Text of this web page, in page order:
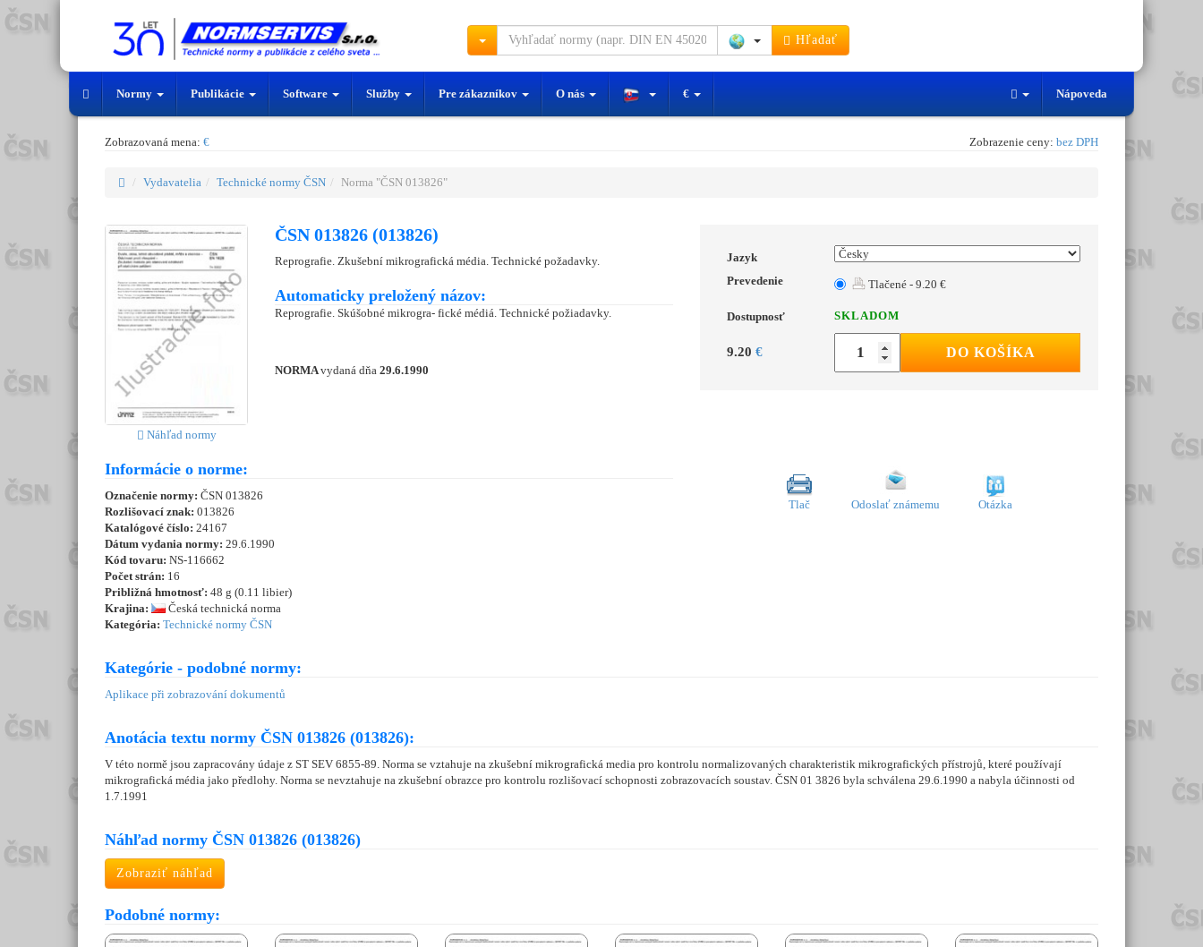
Hľadať
Normy Publikácie Software Služby Pre zákazníkov O nás € Nápoveda
Zobrazovaná mena: € Zobrazenie ceny: bez DPH
Vydavatelia Technické normy ČSN Norma "ČSN 013826"
Náhľad normy
ČSN 013826 (013826)
Reprografie. Zkušební mikrografická média. Technické požadavky.
Automaticky preložený názov:
Reprografie. Skúšobné mikrogra- fické médiá. Technické požiadavky.
NORMAvydaná dňa 29.6.1990
Jazyk
Prevedenie
Tlačené - 9.20 €
Dostupnosť SKLADOM
9.20 € DO KOŠÍKA
Informácie o norme:
Označenie normy: ČSN 013826
Rozlišovací znak: 013826
Katalógové číslo: 24167
Dátum vydania normy: 29.6.1990
Kód tovaru: NS-116662
Počet strán: 16
Približná hmotnosť: 48 g (0.11 libier)
Krajina:
Česká technická norma
Kategória: Technické normy ČSN
Tlač Odoslať známemu Otázka
Kategórie - podobné normy:
Aplikace při zobrazování dokumentů
Anotácia textu normy ČSN 013826 (013826):
V této normě jsou zapracovány údaje z ST SEV 6855-89. Norma se vztahuje na zkušební mikrografická media pro kontrolu normalizovaných charakteristik mikrografických přístrojů, které používají
mikrografická média jako předlohy. Norma se nevztahuje na zkušební obrazce pro kontrolu rozlišovací schopnosti zobrazovacích soustav. ČSN 01 3826 byla schválena 29.6.1990 a nabyla účinnosti od
1.7.1991
Náhľad normy ČSN 013826 (013826)
Zobraziť náhľad
Podobné normy: